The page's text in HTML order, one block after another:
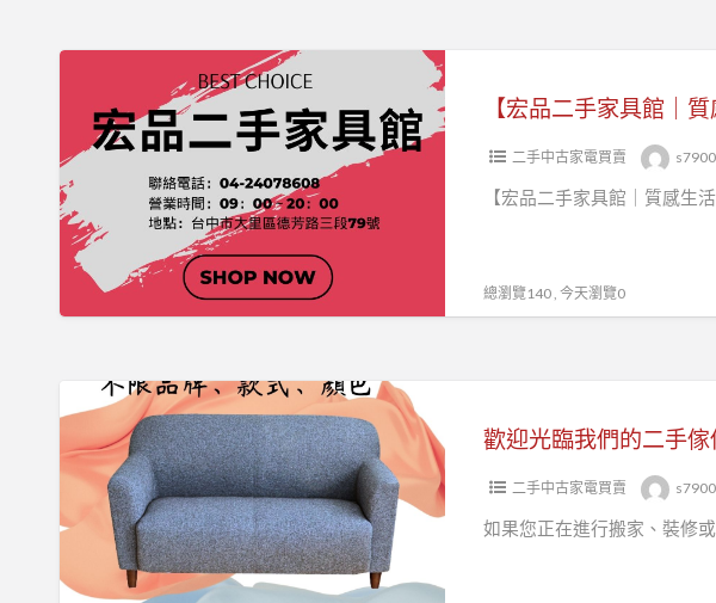
家
購
專
營
廠
0979003999
手
家
具
館
質
活，
從
好
開
【宏品二手家具館｜
二手中古家電買賣
【宏品二手家具館｜質感生
總瀏覽140 , 今天瀏覽0
光
我
的
二手中古家電買賣
如果您正在進行搬家、裝修